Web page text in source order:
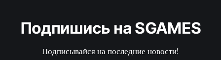
Подпишись на SGAMES
Подписывайся на последние новости!